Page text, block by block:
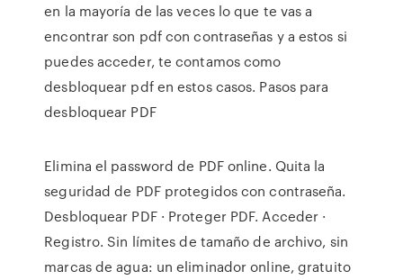
en la mayoría de las veces lo que te vas a
encontrar son pdf con contraseñas y a estos si
puedes acceder, te contamos como
desbloquear pdf en estos casos. Pasos para
desbloquear PDF
Elimina el password de PDF online. Quita la
seguridad de PDF protegidos con contraseña.
Desbloquear PDF · Proteger PDF. Acceder ·
Registro. Sin límites de tamaño de archivo, sin
marcas de agua: un eliminador online, gratuito